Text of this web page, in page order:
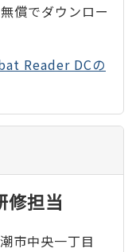
償でダウンロー
Reader DCの
担当
市中央一丁目